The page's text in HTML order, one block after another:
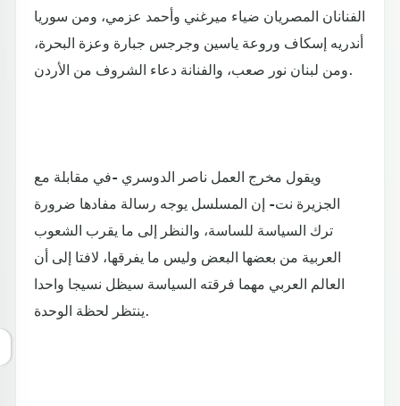
الفنانان المصريان ضياء ميرغني وأحمد عزمي، ومن سوريا
أندريه إسكاف وروعة ياسين وجرجس جبارة وعزة البحرة،
ومن لبنان نور صعب، والفنانة دعاء الشروف من الأردن.
ويقول مخرج العمل ناصر الدوسري -في مقابلة مع
الجزيرة نت- إن المسلسل يوجه رسالة مفادها ضرورة
ترك السياسة للساسة، والنظر إلى ما يقرب الشعوب
العربية من بعضها البعض وليس ما يفرقها، لافتا إلى أن
العالم العربي مهما فرقته السياسة سيظل نسيجا واحدا
ينتظر لحظة الوحدة.